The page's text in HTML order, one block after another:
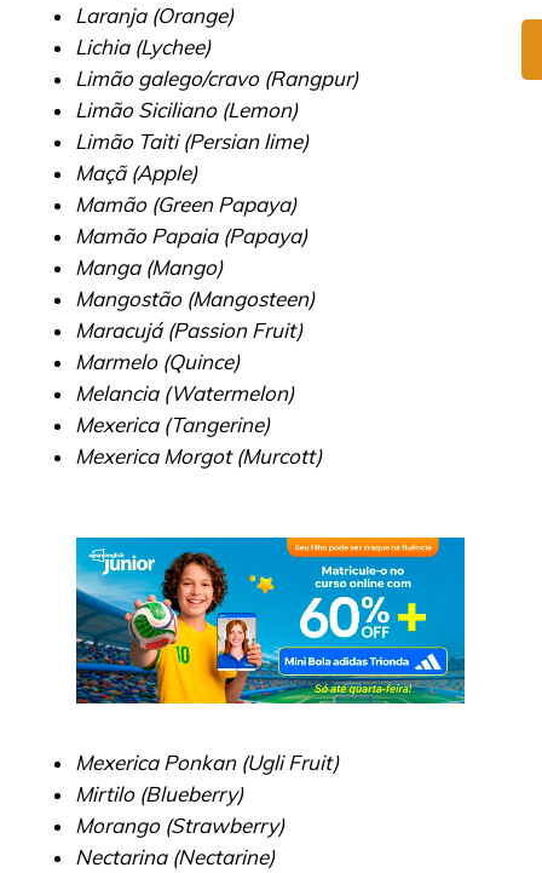
Laranja (Orange)
Lichia (Lychee)
Limão galego/cravo (Rangpur)
Limão Siciliano (Lemon)
Limão Taiti (Persian lime)
Maçã (Apple)
Mamão (Green Papaya)
Mamão Papaia (Papaya)
Manga (Mango)
Mangostão (Mangosteen)
Maracujá (Passion Fruit)
Marmelo (Quince)
Melancia (Watermelon)
Mexerica (Tangerine)
Mexerica Morgot (Murcott)
Mexerica Ponkan (Ugli Fruit)
Mirtilo (Blueberry)
Morango (Strawberry)
Nectarina (Nectarine)